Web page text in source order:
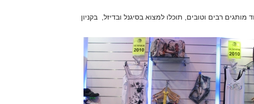
מותגים רבים וטובים, תוכלו למצוא בסיגנל ובדיזל, בקניון